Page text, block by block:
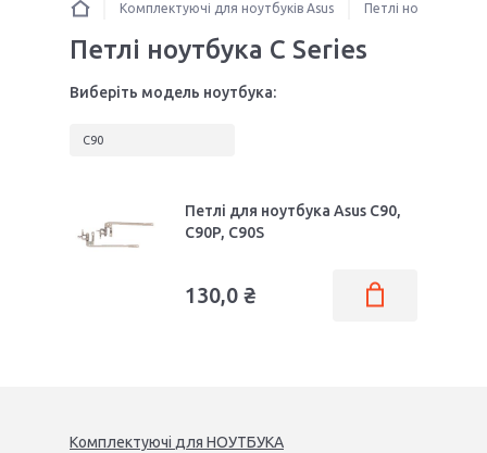
Комплектуючі для ноутбуків Asus Петлі ноутбука
Петлі ноутбука C Series
Виберіть модель ноутбука:
C90
Петлі для ноутбука Asus C90,
C90P, C90S
130,0 ₴
Комплектуючі для НОУТБУКА